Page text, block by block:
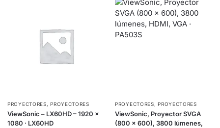
PROYECTORES,PROYECTORES
ViewSonic – LX60HD – 1920 x
1080 · LX60HD
PROYECTORES,PROYECTORES
ViewSonic, Proyector SVGA
(800 x 600), 3800 lúmenes,